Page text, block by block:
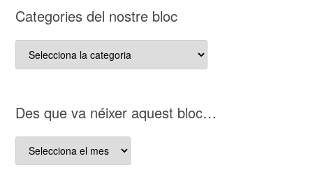
Categories del nostre bloc
Categories
del
D es que va néixer aquest bloc…
D es
que